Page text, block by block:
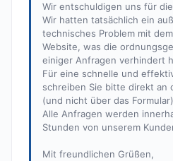
Wir entschuldigen uns für
Wir hatten tatsächlich ein
technisches Problem mit
Website, was die
einiger Anfragen verhindert
Für eine schnelle und
schreiben Sie bitte direkt an
(und nicht über das
Alle Anfragen werden
Stunden von unserem
Mit freundlichen Grüßen,